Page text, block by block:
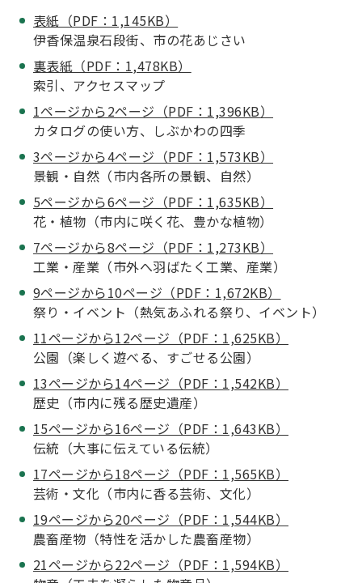
表紙（PDF：1,145KB）
伊香保温泉石段街、市の花あじさい
裏表紙（PDF：1,478KB）
索引、アクセスマップ
1ページから2ページ（PDF：1,396KB）
カタログの使い方、しぶかわの四季
3ページから4ページ（PDF：1,573KB）
景観・自然（市内各所の景観、自然）
5ページから6ページ（PDF：1,635KB）
花・植物（市内に咲く花、豊かな植物）
7ページから8ページ（PDF：1,273KB）
工業・産業（市外へ羽ばたく工業、産業）
9ページから10ページ（PDF：1,672KB）
祭り・イベント（熱気あふれる祭り、イベント）
11ページから12ページ（PDF：1,625KB）
公園（楽しく遊べる、すごせる公園）
13ページから14ページ（PDF：1,542KB）
歴史（市内に残る歴史遺産）
15ページから16ページ（PDF：1,643KB）
伝統（大事に伝えている伝統）
17ページから18ページ（PDF：1,565KB）
芸術・文化（市内に香る芸術、文化）
19ページから20ページ（PDF：1,544KB）
農畜産物（特性を活かした農畜産物）
21ページから22ページ（PDF：1,594KB）